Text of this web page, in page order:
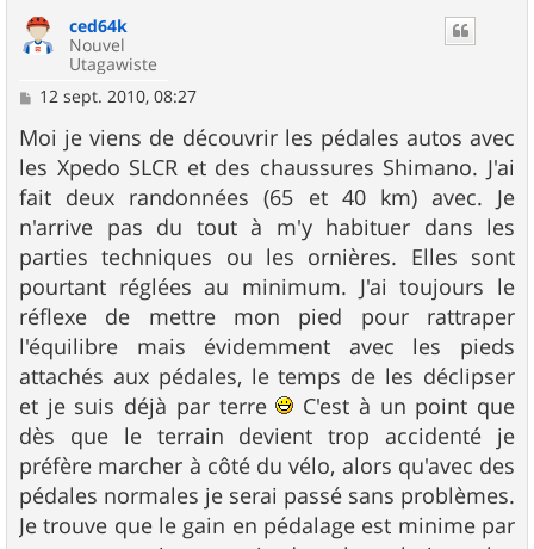
ced64k
Nouvel
Utagawiste
M
s
s
a
g
e
12 sept. 2010, 08:27
Moi je viens de découvrir les pédales autos avec
les Xpedo SLCR et des chaussures Shimano. J'ai
fait deux randonnées (65 et 40 km) avec. Je
n'arrive pas du tout à m'y habituer dans les
parties techniques ou les ornières. Elles sont
pourtant réglées au minimum. J'ai toujours le
réflexe de mettre mon pied pour rattraper
l'équilibre mais évidemment avec les pieds
attachés aux pédales, le temps de les déclipser
et je suis déjà par terre
C'est à un point que
dès que le terrain devient trop accidenté je
préfère marcher à côté du vélo, alors qu'avec des
pédales normales je serai passé sans problèmes.
Je trouve que le gain en pédalage est minime par